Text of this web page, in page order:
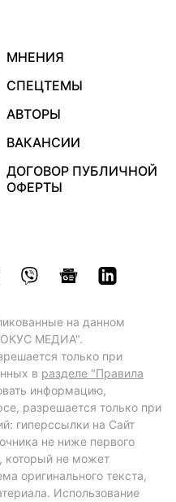
МНЕНИЯ
СПЕЦТЕМЫ
АВТОРЫ
ВАКАНСИИ
ДОГОВОР ПУБЛИЧНОЙ
ОФЕРТЫ
на данном
МЕДИА".
только при
в разделе "Правила
информацию,
разрешается только при
гиперссылки на Сайт
не ниже первого
который не может
оригинального текста,
Использование